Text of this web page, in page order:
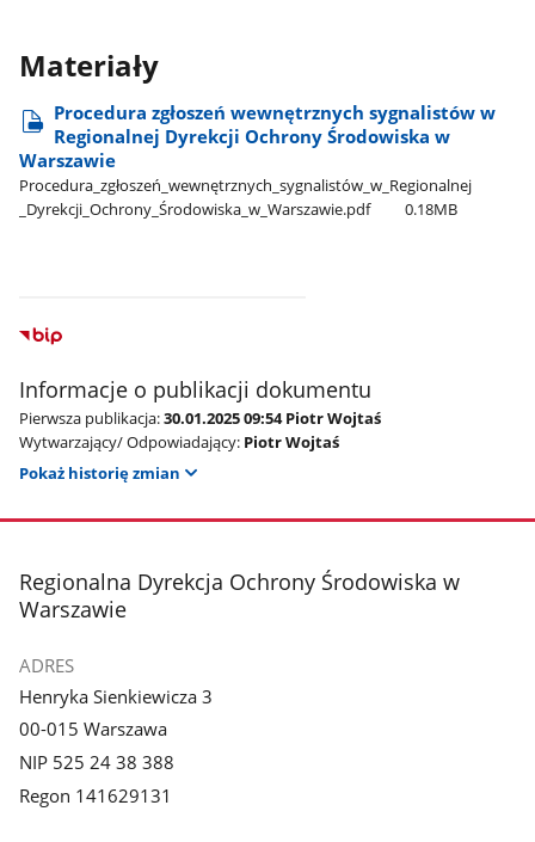
Materiały
Procedura zgłoszeń wewnętrznych sygnalistów w
Regionalnej Dyrekcji Ochrony Środowiska w
Warszawie
Procedura​_zgłoszeń​_wewnętrznych​_sygnalistów​_w​_Regionalnej​
_Dyrekcji​_Ochrony​_Środowiska​_w​_Warszawie.pdf
0.18MB
Informacje o publikacji dokumentu
Pierwsza publikacja:30.01.2025 09:54 Piotr Wojtaś
Wytwarzający/ Odpowiadający: Piotr Wojtaś
Pokaż historię zmian
stopka
Regionalna Dyrekcja Ochrony Środowiska w
Warszawie
ADRES
Henryka Sienkiewicza 3
00-015 Warszawa
NIP 525 24 38 388
Regon 141629131